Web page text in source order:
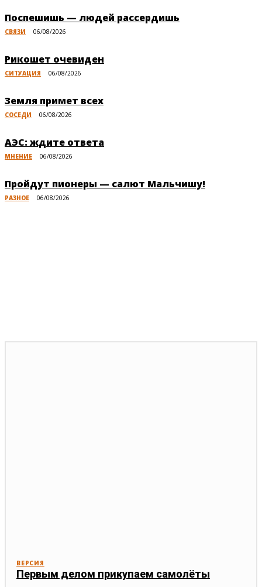
Поспешишь — людей рассердишь
СВЯЗИ 06/08/2026
Рикошет очевиден
СИТУАЦИЯ 06/08/2026
Земля примет всех
СОСЕДИ 06/08/2026
АЭС: ждите ответа
МНЕНИЕ 06/08/2026
Пройдут пионеры — салют Мальчишу!
РАЗНОЕ 06/08/2026
ВЕРСИЯ
Первым делом прикупаем самолёты